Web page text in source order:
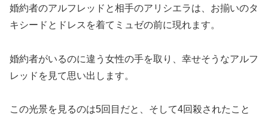
婚約者のアルフレッドと相手のアリシエラは、お揃いのタ
キシードとドレスを着てミュゼの前に現れます。
婚約者がいるのに違う女性の手を取り、幸せそうなアルフ
レッドを見て思い出します。
この光景を見るのは5回目だと、そして4回殺されたこと